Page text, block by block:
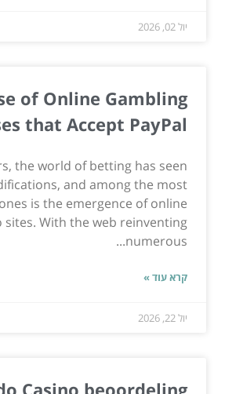
יול 02, 2026
of Online Gambling
that Accept PayPal
the world of betting has seen
and among the most
is the emergence of online
sites. With the web reinventing
numerous...
קרא עוד »
יול 22, 2026